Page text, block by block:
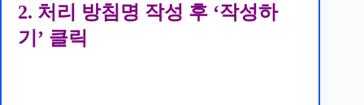
2. 처리 방침명 작성 후 ‘작성하
기’ 클릭